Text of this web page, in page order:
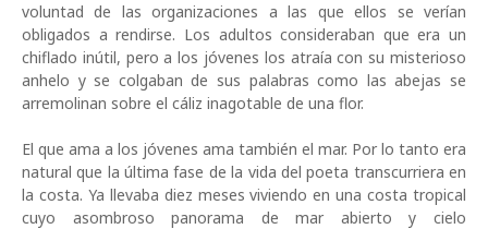
voluntad de las organizaciones a las que ellos se verían
obligados a rendirse. Los adultos consideraban que era un
chiflado inútil, pero a los jóvenes los atraía con su misterioso
anhelo y se colgaban de sus palabras como las abejas se
arremolinan sobre el cáliz inagotable de una flor.
El que ama a los jóvenes ama también el mar. Por lo tanto era
natural que la última fase de la vida del poeta transcurriera en
la costa. Ya llevaba diez meses viviendo en una costa tropical
cuyo asombroso panorama de mar abierto y cielo